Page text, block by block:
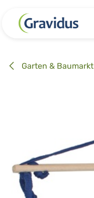
Garten & Baumarkt